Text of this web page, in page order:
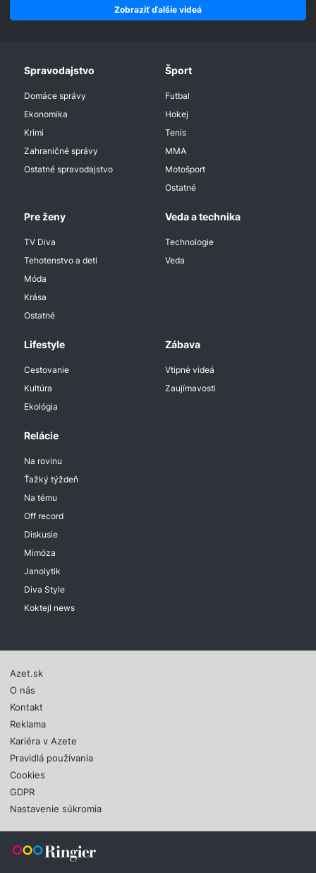
Zobraziť ďalšie videá
Spravodajstvo
Domáce správy
Ekonomika
Krimi
Zahraničné správy
Ostatné spravodajstvo
Šport
Futbal
Hokej
Tenis
MMA
Motošport
Ostatné
Pre ženy
TV Diva
Tehotenstvo a deti
Móda
Krása
Ostatné
Veda a technika
Technologie
Veda
Lifestyle
Cestovanie
Kultúra
Ekológia
Zábava
Vtipné videá
Zaujímavosti
Relácie
Na rovinu
Ťažký týždeň
Na tému
Off record
Diskusie
Mimóza
Janolytik
Diva Style
Koktejl news
Azet.sk
O nás
Kontakt
Reklama
Kariéra v Azete
Pravidlá používania
Cookies
GDPR
Nastavenie súkromia